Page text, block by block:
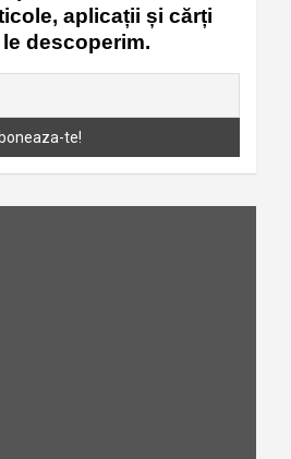
aplicații și cărți
descoperim.